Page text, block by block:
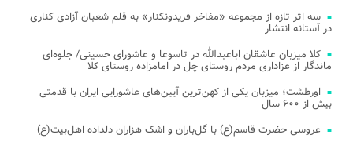
سه اثر تازه از مجموعه «مفاخر فریدونکنار» به قلم شعبان آزادی کناری
در آستانه انتشار
کلا میزبان عاشقان اباعبدالله در تاسوعا و عاشورای حسینی/ جلوه‌ای
ماندگار از عزاداری مردم روستای چل در امامزاده روستای کلا
اورطشت؛ میزبان یکی از کهن‌ترین آیین‌های عاشورایی ایران با قدمتی
بیش از ۶۰۰ سال
عروسی حضرت قاسم(ع) با گل‌باران و اشک هزاران دلداده اهل‌بیت(ع)